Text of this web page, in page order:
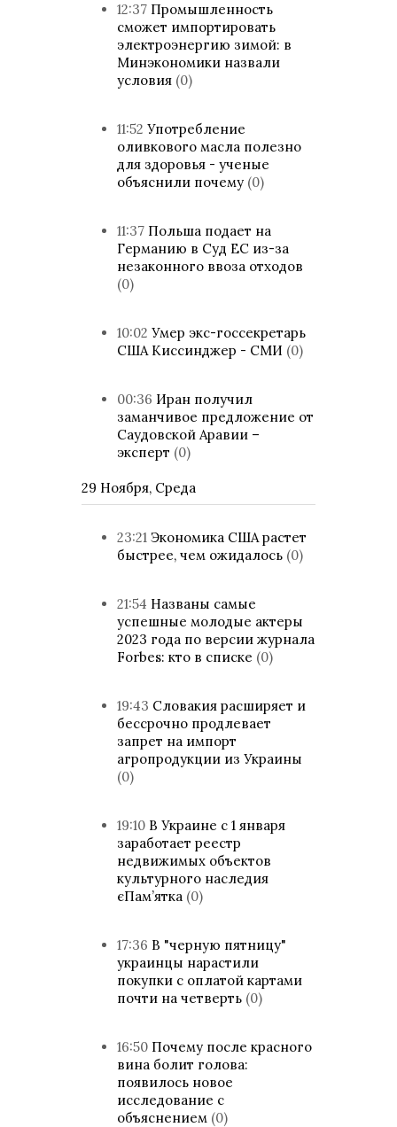
12:37 Промышленность
сможет импортировать
электроэнергию зимой: в
Минэкономики назвали
условия (0)
11:52 Употребление
оливкового масла полезно
для здоровья - ученые
объяснили почему (0)
11:37 Польша подает на
Германию в Суд ЕС из-за
незаконного ввоза отходов
(0)
10:02 Умер экс-госсекретарь
США Киссинджер - СМИ (0)
00:36 Иран получил
заманчивое предложение от
Саудовской Аравии –
эксперт (0)
29 Ноября, Среда
23:21 Экономика США растет
быстрее, чем ожидалось (0)
21:54 Названы самые
успешные молодые актеры
2023 года по версии журнала
Forbes: кто в списке (0)
19:43 Словакия расширяет и
бессрочно продлевает
запрет на импорт
агропродукции из Украины
(0)
19:10 В Украине с 1 января
заработает реестр
недвижимых объектов
культурного наследия
єПам’ятка (0)
17:36 В "черную пятницу"
украинцы нарастили
покупки с оплатой картами
почти на четверть (0)
16:50 Почему после красного
вина болит голова:
появилось новое
исследование с
объяснением (0)